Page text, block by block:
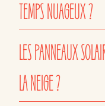
TEMPS NUAGEUX ?
LES PANNEAUX
LA NEIGE ?